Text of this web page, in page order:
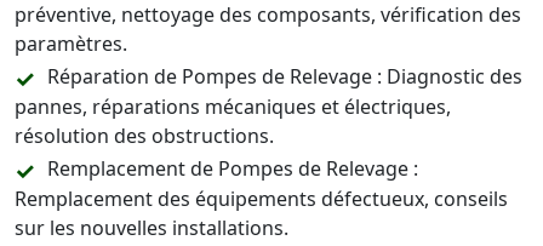
préventive, nettoyage des composants, vérification des
paramètres.
Réparation de Pompes de Relevage : Diagnostic des
pannes, réparations mécaniques et électriques,
résolution des obstructions.
Remplacement de Pompes de Relevage :
Remplacement des équipements défectueux, conseils
sur les nouvelles installations.